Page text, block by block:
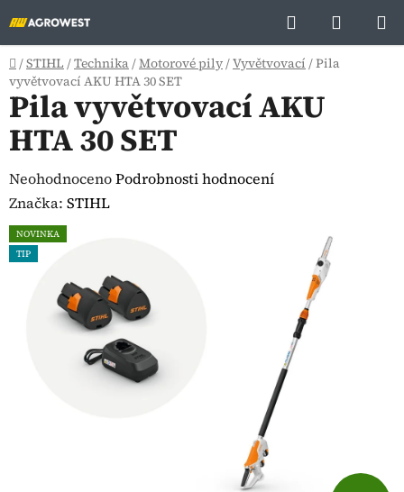
na
obsah
Hledat
KOŠÍK
Domů
/STIHL /Technika/Motorové pily/Vyvětvovací /Pila
vyvětvovací AKU HTA 30 SET
Pila vyvětvovací AKU
HTA 30 SET
Průměrné
hodnocení
produktu
je
NeohodnocenoPodrobnosti hodnocení
Značka: STIHL
NOVINKA
TIP